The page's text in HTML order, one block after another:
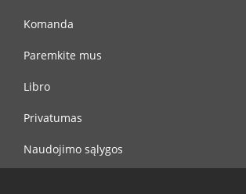
Komanda
Paremkite mus
Libro
Privatumas
Naudojimo sąlygos